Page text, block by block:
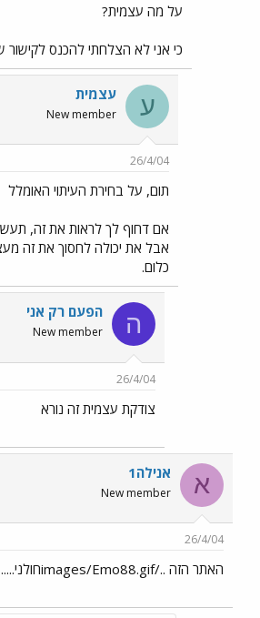
על מה עצמית?
כי אני לא הצלחתי להכנס
ע עצמית
New member
26/4/04
תום, על בחירת העיתוי האומלל
אם דחוף לך לראות את זה,
אבל את יכולה לחסוך את זה
כלום.
ה הפעם רק אני
New member
26/4/04
צודקת עצמית זה נורא
א אנילה1
New member
26/4/04
האתר הזה ../images/Emo88.gifחולני......